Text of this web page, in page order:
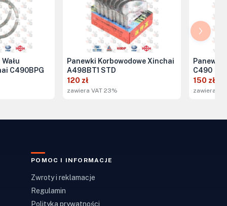
C490BPG
Panewki Korbowodowe Xinchai
A498BT1 STD
120 zł
zawiera VAT 23%
Panewki
C490
150 zł
zawiera
POMOC I INFORMACJE
Zwroty i reklamacje
Regulamin
Polityka prywatności